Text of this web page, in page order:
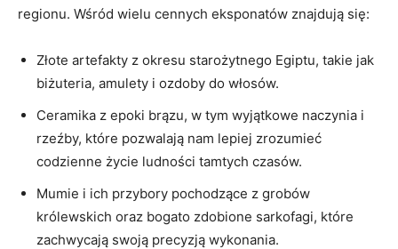
regionu. Wśród wielu cennych eksponatów znajdują się:
Złote artefakty z okresu starożytnego Egiptu, ⁣takie jak
biżuteria, ‌amulety i ozdoby do‍ włosów.
Ceramika z epoki brązu, w tym wyjątkowe naczynia i
rzeźby, które⁢ pozwalają ⁢nam lepiej zrozumieć
codzienne życie ludności tamtych czasów.
Mumie ⁣i ich przybory pochodzące z​ grobów
królewskich ⁢oraz ‍bogato zdobione ⁣sarkofagi, które
zachwycają​ swoją precyzją wykonania.